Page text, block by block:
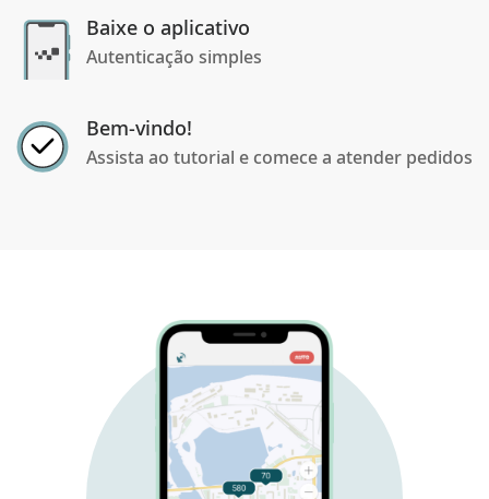
Baixe o aplicativo
Autenticação simples
Bem-vindo!
Assista ao tutorial e comece a atender pedidos